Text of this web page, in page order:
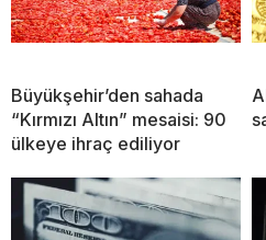
Büyükşehir’den sahada
“Kırmızı Altın” mesaisi: 90
ülkeye ihraç ediliyor